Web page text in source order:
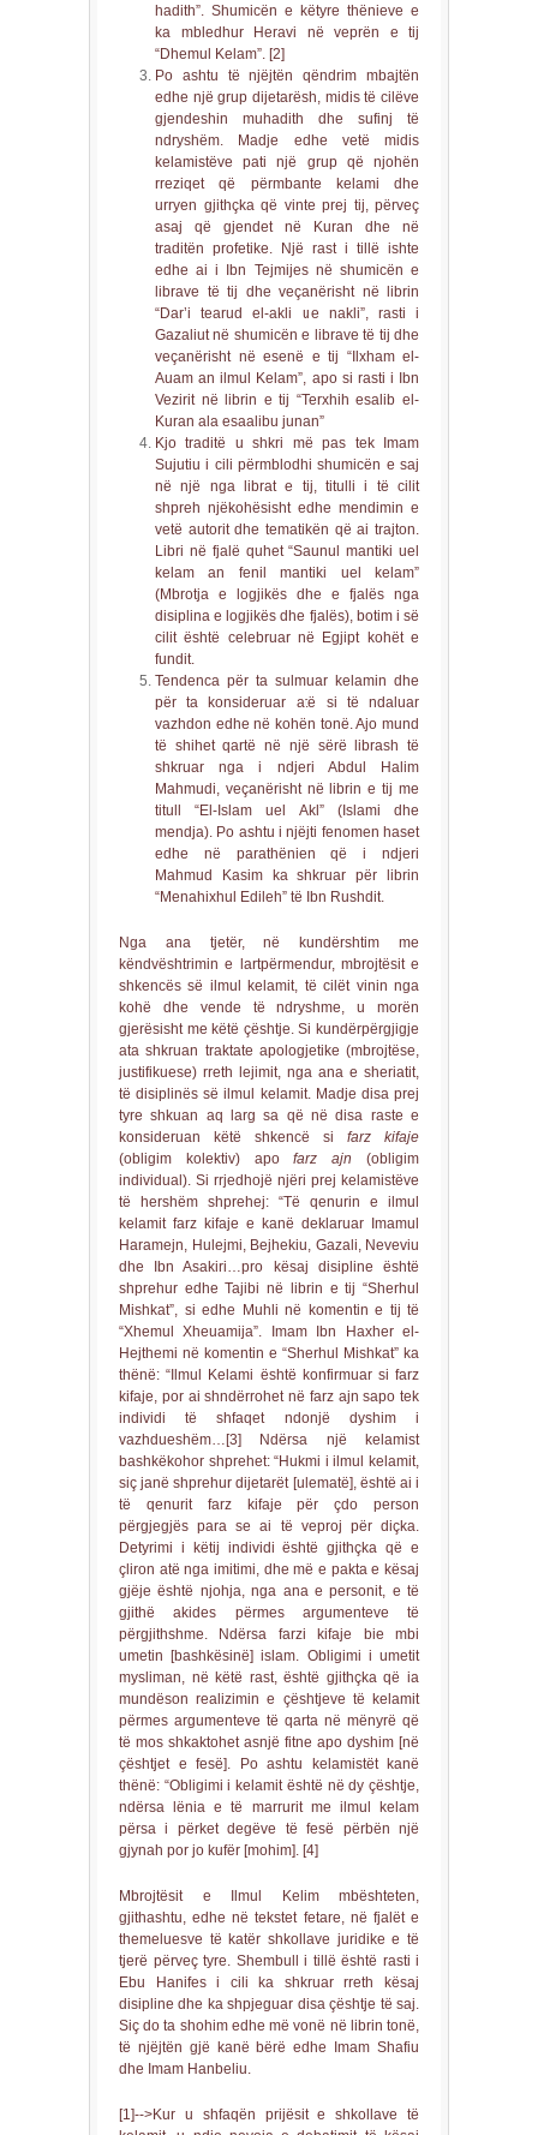
hadith”. Shumicën e këtyre thënieve e
ka mbledhur Heravi në veprën e tij
“Dhemul Kelam”. [2]
Po ashtu të njëjtën qëndrim mbajtën
edhe një grup dijetarësh, midis të cilëve
gjendeshin muhadith dhe sufinj të
ndryshëm. Madje edhe vetë midis
kelamistëve pati një grup që njohën
rreziqet që përmbante kelami dhe
urryen gjithçka që vinte prej tij, përveç
asaj që gjendet në Kuran dhe në
traditën profetike. Një rast i tillë ishte
edhe ai i Ibn Tejmijes në shumicën e
librave të tij dhe veçanërisht në librin
“Dar’i tearud el-akli ue nakli”, rasti i
Gazaliut në shumicën e librave të tij dhe
veçanërisht në esenë e tij “Ilxham el-
Auam an ilmul Kelam”, apo si rasti i Ibn
Vezirit në librin e tij “Terxhih esalib el-
Kuran ala esaalibu junan”
Kjo traditë u shkri më pas tek Imam
Sujutiu i cili përmblodhi shumicën e saj
në një nga librat e tij, titulli i të cilit
shpreh njëkohësisht edhe mendimin e
vetë autorit dhe tematikën që ai trajton.
Libri në fjalë quhet “Saunul mantiki uel
kelam an fenil mantiki uel kelam”
(Mbrotja e logjikës dhe e fjalës nga
disiplina e logjikës dhe fjalës), botim i së
cilit është celebruar në Egjipt kohët e
fundit.
Tendenca për ta sulmuar kelamin dhe
për ta konsideruar atë si të ndaluar
vazhdon edhe në kohën tonë. Ajo mund
të shihet qartë në një sërë librash të
shkruar nga i ndjeri Abdul Halim
Mahmudi, veçanërisht në librin e tij me
titull “El-Islam uel Akl” (Islami dhe
mendja). Po ashtu i njëjti fenomen haset
edhe në parathënien që i ndjeri
Mahmud Kasim ka shkruar për librin
“Menahixhul Edileh” të Ibn Rushdit.
Nga ana tjetër, në kundërshtim me
këndvështrimin e lartpërmendur, mbrojtësit e
shkencës së ilmul kelamit, të cilët vinin nga
kohë dhe vende të ndryshme, u morën
gjerësisht me këtë çështje. Si kundërpërgjigje
ata shkruan traktate apologjetike (mbrojtëse,
justifikuese) rreth lejimit, nga ana e sheriatit,
të disiplinës së ilmul kelamit. Madje disa prej
tyre shkuan aq larg sa që në disa raste e
konsideruan këtë shkencë si farz kifaje
(obligim kolektiv) apofarz ajn (obligim
individual). Si rrjedhojë njëri prej kelamistëve
të hershëm shprehej: “Të qenurin e ilmul
kelamit farz kifaje e kanë deklaruar Imamul
Haramejn, Hulejmi, Bejhekiu, Gazali, Neveviu
dhe Ibn Asakiri…pro kësaj disipline është
shprehur edhe Tajibi në librin e tij “Sherhul
Mishkat”, si edhe Muhli në komentin e tij të
“Xhemul Xheuamija”. Imam Ibn Haxher el-
Hejthemi në komentin e “Sherhul Mishkat” ka
thënë: “Ilmul Kelami është konfirmuar si farz
kifaje, por ai shndërrohet në farz ajn sapo tek
individi të shfaqet ndonjë dyshim i
vazhdueshëm…[3] Ndërsa një kelamist
bashkëkohor shprehet: “Hukmi i ilmul kelamit,
siç janë shprehur dijetarët [ulematë], është ai i
të qenurit farz kifaje për çdo person
përgjegjës para se ai të veproj për diçka.
Detyrimi i këtij individi është gjithçka që e
çliron atë nga imitimi, dhe më e pakta e kësaj
gjëje është njohja, nga ana e personit, e të
gjithë akides përmes argumenteve të
përgjithshme. Ndërsa farzi kifaje bie mbi
umetin [bashkësinë] islam. Obligimi i umetit
mysliman, në këtë rast, është gjithçka që ia
mundëson realizimin e çështjeve të kelamit
përmes argumenteve të qarta në mënyrë që
të mos shkaktohet asnjë fitne apo dyshim [në
çështjet e fesë]. Po ashtu kelamistët kanë
thënë: “Obligimi i kelamit është në dy çështje,
ndërsa lënia e të marrurit me ilmul kelam
përsa i përket degëve të fesë përbën një
gjynah por jo kufër [mohim]. [4]
Mbrojtësit e Ilmul Kelim mbështeten,
gjithashtu, edhe në tekstet fetare, në fjalët e
themeluesve të katër shkollave juridike e të
tjerë përveç tyre. Shembull i tillë është rasti i
Ebu Hanifes i cili ka shkruar rreth kësaj
disipline dhe ka shpjeguar disa çështje të saj.
Siç do ta shohim edhe më vonë në librin tonë,
të njëjtën gjë kanë bërë edhe Imam Shafiu
dhe Imam Hanbeliu.
[1]-->Kur u shfaqën prijësit e shkollave të